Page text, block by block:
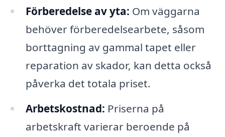
Förberedelse av yta: Om väggarna
behöver förberedelsearbete, såsom
borttagning av gammal tapet eller
reparation av skador, kan detta också
påverka det totala priset.
Arbetskostnad: Priserna på
arbetskraft varierar beroende på